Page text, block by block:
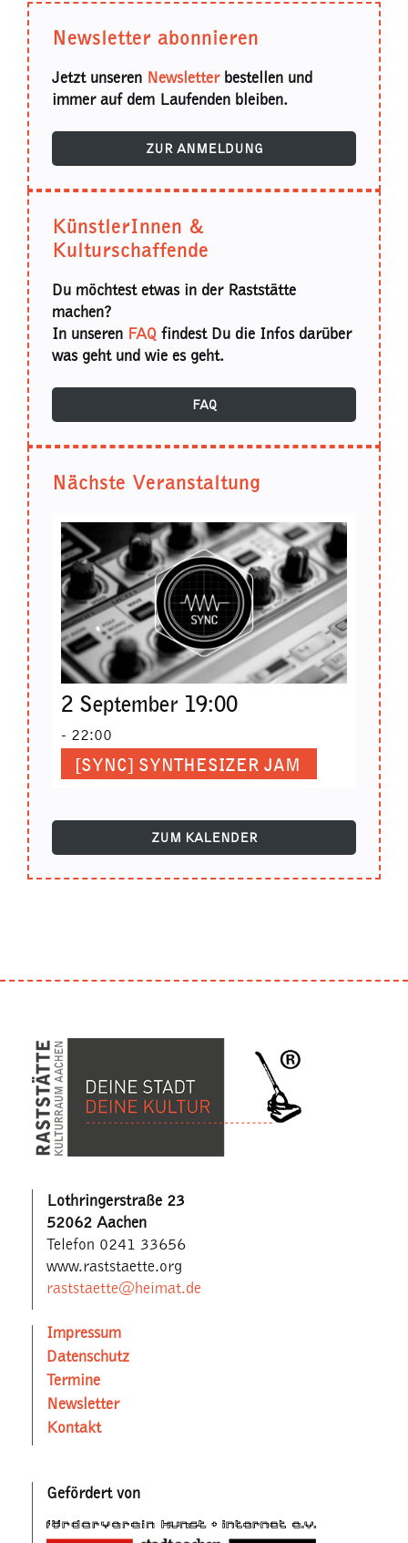
Newsletter abonnieren
Jetzt unseren Newsletterbestellen und
immer auf dem Laufenden bleiben.
ZUR ANMELDUNG
KünstlerInnen &
Kulturschaffende
Du möchtest etwas in der Raststätte
machen?
In unseren FAQ findest Du die Infos darüber
was geht und wie es geht.
FAQ
Nächste Veranstaltung
2 September 19:00
- 22:00
[SYNC] SYNTHESIZER JAM
ZUM KALENDER
Lothringerstraße 23
52062 Aachen
Telefon 0241 33656
www.raststaette.org
raststaette@heimat.de
Impressum
Datenschutz
Termine
Newsletter
Kontakt
Gefördert von